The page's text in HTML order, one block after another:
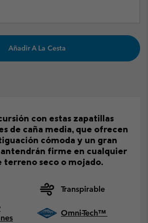
Añadir A La Cesta
con estas zapatillas
de caña media, que ofrecen
cómoda y un gran
firme en cualquier
terreno seco o mojado.
Transpirable
Omni-Tech™